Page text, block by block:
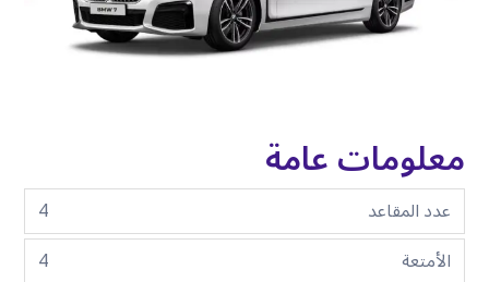
معلومات عامة
عدد المقاعد
4
الأمتعة
4